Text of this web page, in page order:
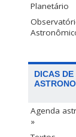
Planetário
DICAS DE
Agenda
»